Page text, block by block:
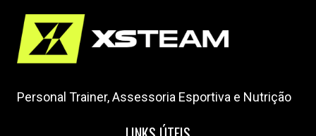
Personal Trainer, Assessoria Esportiva e Nutrição